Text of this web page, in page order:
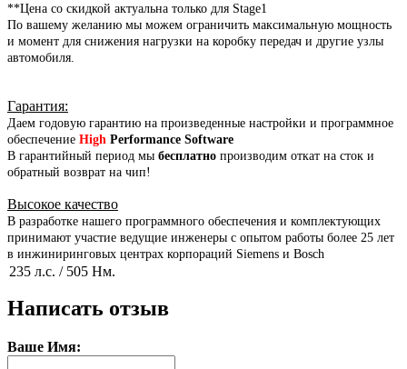
**Цена со скидкой актуальна только для Stage1
По вашему желанию мы можем ограничить максимальную мощность
и момент для снижения нагрузки на коробку передач и другие узлы
автомобиля.
Гарантия:
Даем годовую гарантию на произведенные настройки и программное
обеспечение High Performance Software
В гарантийный период мы бесплатно производим откат на сток и
обратный возврат на чип!
Высокое качество
В разработке нашего программного обеспечения и комплектующих
принимают участие ведущие инженеры с опытом работы более 25 лет
в инжиниринговых центрах корпораций Siemens и Bosch
235 л.с. / 505 Нм.
Написать отзыв
Ваше Имя: